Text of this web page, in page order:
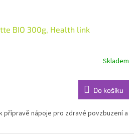
BIO 300g, Health link
Skladem
Do košíku
přípravě nápoje pro zdravé povzbuzení a